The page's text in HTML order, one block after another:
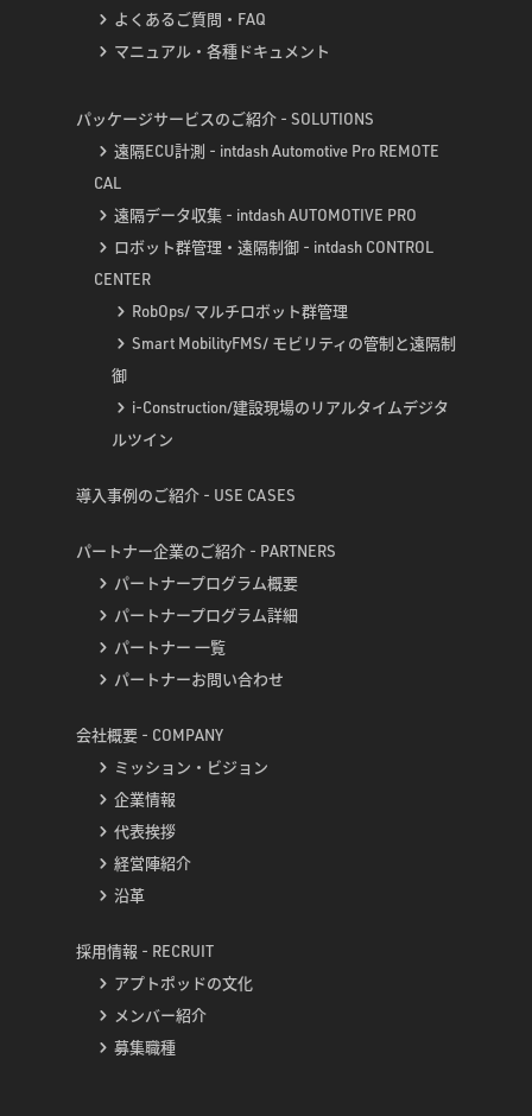
よくあるご質問・FAQ
マニュアル・各種ドキュメント
パッケージサービスのご紹介 - SOLUTIONS
遠隔ECU計測 - intdash Automotive Pro REMOTE
CAL
遠隔データ収集 - intdash AUTOMOTIVE PRO
ロボット群管理・遠隔制御 - intdash CONTROL
CENTER
RobOps/ マルチロボット群管理
Smart MobilityFMS/ モビリティの管制と遠隔制
御
i-Construction/建設現場のリアルタイムデジタ
ルツイン
導入事例のご紹介 - USE CASES
パートナー企業のご紹介 - PARTNERS
パートナープログラム概要
パートナープログラム詳細
パートナー 一覧
パートナーお問い合わせ
会社概要 - COMPANY
ミッション・ビジョン
企業情報
代表挨拶
経営陣紹介
沿革
採用情報 - RECRUIT
アプトポッドの文化
メンバー紹介
募集職種